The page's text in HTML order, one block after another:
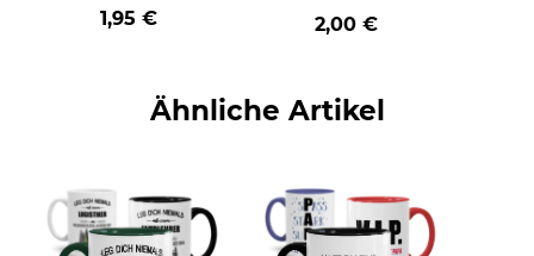
1,95 € 2,00 €
Ähnliche Artikel